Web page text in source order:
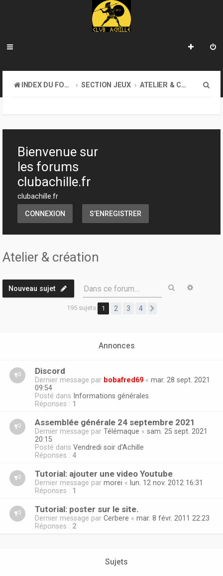
INDEX DU FORUM SECTION JEUX ATELIER & CRÉATION
h
Bienvenue sur
les forums
clubachille.fr
clubachille.fr
CONNEXION S’ENREGISTRER
Atelier & création
Nouveau sujet Dans ce forum… Rechercher
195 sujets 1 2 3 4
Annonces
Discord
Dernier message par bobafred69 « mar. 28 sept. 2021
09:54
Posté dans Informations générales
Réponses : 1
Assemblée générale 24 septembre 2021
Dernier message par Télémaque « sam. 25 sept. 2021
20:15
Posté dans Vendredi soir d'Achille
Réponses : 4
Tutorial: ajouter une video Youtube
Dernier message par morei « lun. 12 nov. 2012 16:31
Réponses : 1
Tutorial: poster sur le site.
Dernier message par Cerbere « mar. 8 févr. 2011 22:23
Réponses : 2
Sujets